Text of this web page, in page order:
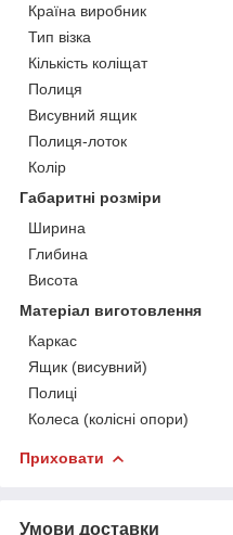
Країна виробник
Тип візка
Кількість коліщат
Полиця
Висувний ящик
Полиця-лоток
Колір
Габаритні розміри
Ширина
Глибина
Висота
Матеріал виготовлення
Каркас
Ящик (висувний)
Полиці
Колеса (колісні опори)
Приховати
Умови доставки